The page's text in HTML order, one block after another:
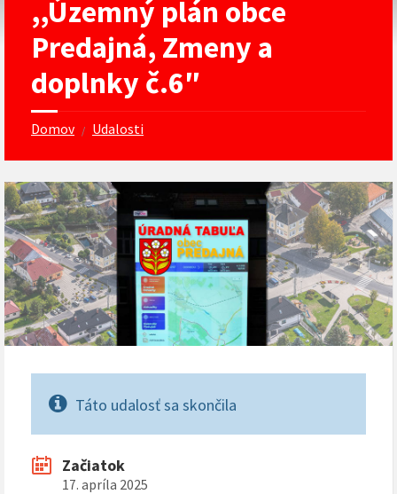
,,Územný plán obce
Predajná, Zmeny a
doplnky č.6″
Domov / Udalosti
Táto udalosť sa skončila
Začiatok
17. apríla 2025